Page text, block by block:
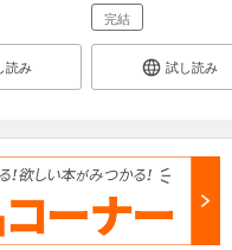
読み
完結
試し読み